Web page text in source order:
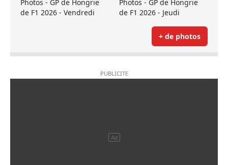
Photos - GP de Hongrie
de F1 2026 - Vendredi
Photos - GP de Hongrie
de F1 2026 - Jeudi
+ de photos